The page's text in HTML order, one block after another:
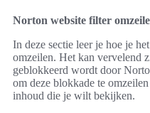
Norton website filter
In deze sectie leer je hoe je
omzeilen. Het kan vervelend
geblokkeerd wordt door
om deze blokkade te
inhoud die je wilt bekijken.